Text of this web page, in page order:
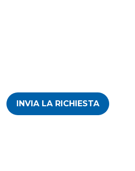
INVIA LA RICHIESTA